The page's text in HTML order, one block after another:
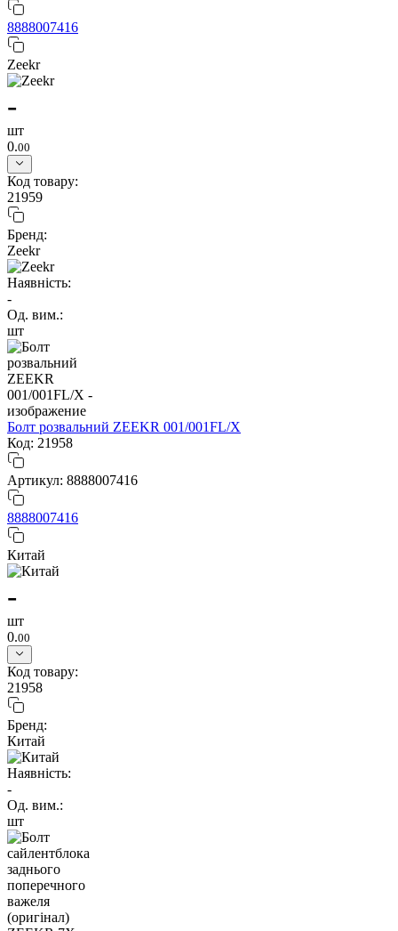
8888007416
Zeekr
-
шт
0.00
Код товару:
21959
Бренд:
Zeekr
Наявність:
-
Од. вим.:
шт
Болт розвальний ZEEKR 001/001FL/X
Код: 21958
Артикул: 8888007416
8888007416
Китай
-
шт
0.00
Код товару:
21958
Бренд:
Китай
Наявність:
-
Од. вим.:
шт